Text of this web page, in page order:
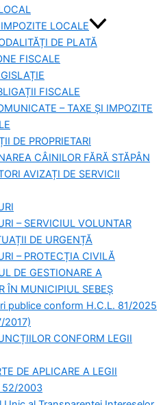
LOCALE
DE PLATĂ
FISCALE
FISCALE
– TAXE ȘI IMPOZITE
DE PROPRIETARI
CÂINILOR FĂRĂ STĂPÂN
AVIZAȚI DE SERVICII
– SERVICIUL VOLUNTAR
DE URGENȚĂ
– PROTECȚIA CIVILĂ
DE GESTIONARE A
ÎN MUNICIPIUL SEBEȘ
publice conform H.C.L. 81/2025
2017)
CONFORM LEGII
DE APLICARE A LEGII
52/2003